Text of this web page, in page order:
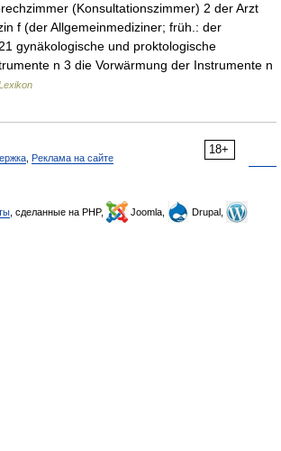
(Konsultationszimmer) 2 der Arzt
f (der Allgemeinmediziner; früh.: der
gynäkologische und proktologische
n 3 die Vorwärmung der Instrumente n
18+
Реклама на сайте
, сделанные на PHP, Joomla,
Drupal,